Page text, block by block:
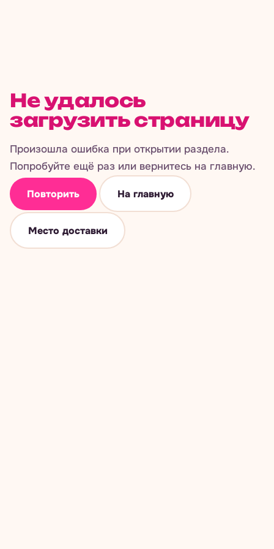
Не удалось
загрузить страницу
Произошла ошибка при открытии раздела.
Попробуйте ещё раз или вернитесь на главную.
Повторить На главную
Место доставки